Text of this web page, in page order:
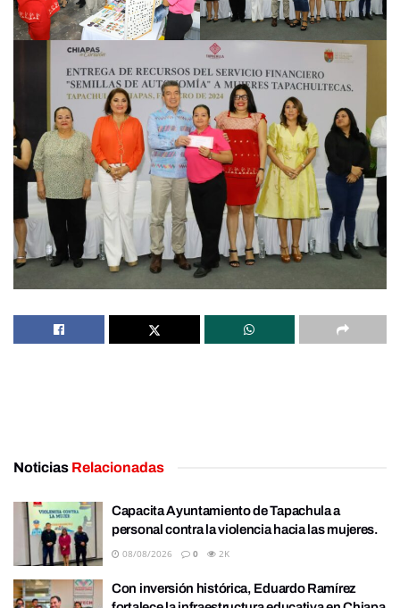
Noticias Relacionadas
Capacita Ayuntamiento de Tapachula a
personal contra la violencia hacia las mujeres.
08/08/2026 0 2K
Con inversión histórica, Eduardo Ramírez